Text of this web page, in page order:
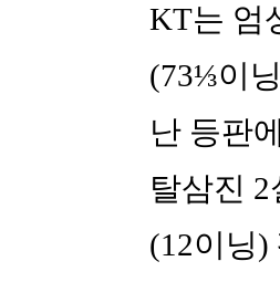
KT는 엄
(73⅓이
난 등판
탈삼진
(12이닝)